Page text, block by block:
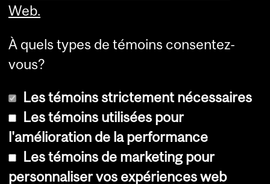
© Université McGill, 2026
Accessibilité
Web.
À quels types de témoins consentez-
vous?
Les témoins strictement nécessaires
Les témoins utilisées pour
l'amélioration de la performance
Les témoins de marketing pour
personnaliser vos expériences web